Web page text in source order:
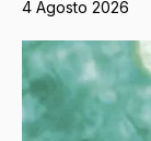
4 Agosto 2026